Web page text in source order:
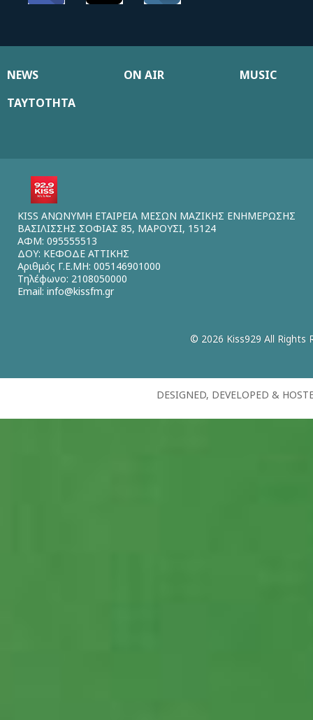
NEWS ON AIR
MUSIC
ΤΑΥΤΟΤΗΤΑ
KISS ΑΝΩΝΥΜΗ ΕΤΑΙΡΕΙΑ ΜΕΣΩΝ ΜΑΖΙΚΗΣ ΕΝΗΜΕΡΩΣΗΣ
ΒΑΣΙΛΙΣΣΗΣ ΣΟΦΙΑΣ 85, ΜΑΡΟΥΣΙ, 15124
ΑΦΜ: 095555513
ΔΟΥ: ΚΕΦΟΔΕ ΑΤΤΙΚΗΣ
Αριθμός Γ.Ε.ΜΗ: 005146901000
Τηλέφωνο: 2108050000
Email: info@kissfm.gr
© 2026 Kiss929 All Rights
DESIGNED, DEVELOPED &